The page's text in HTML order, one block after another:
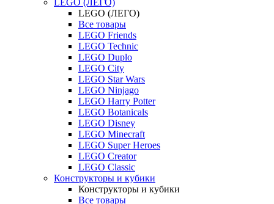
LEGO (ЛЕГО)
LEGO (ЛЕГО)
Все товары
LEGO Friends
LEGO Technic
LEGO Duplo
LEGO City
LEGO Star Wars
LEGO Ninjago
LEGO Harry Potter
LEGO Botanicals
LEGO Disney
LEGO Minecraft
LEGO Super Heroes
LEGO Creator
LEGO Classic
Конструкторы и кубики
Конструкторы и кубики
Все товары